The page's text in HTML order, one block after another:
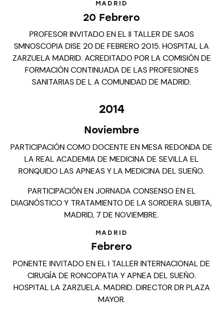
MADRID
20 Febrero
PROFESOR INVITADO EN EL II TALLER DE SAOS
SMNOSCOPIA DISE 20 DE FEBRERO 2015. HOSPITAL LA
ZARZUELA MADRID. ACREDITADO POR LA COMISIÓN DE
FORMACIÓN CONTINUADA DE LAS PROFESIONES
SANITARIAS DE L A COMUNIDAD DE MADRID.
2014
Noviembre
PARTICIPACIÓN COMO DOCENTE EN MESA REDONDA DE
LA REAL ACADEMIA DE MEDICINA DE SEVILLA EL
RONQUIDO LAS APNEAS Y LA MEDICINA DEL SUEÑO.
PARTICIPACIÓN EN JORNADA CONSENSO EN EL
DIAGNÓSTICO Y TRATAMIENTO DE LA SORDERA SUBITA,
MADRID, 7 DE NOVIEMBRE.
MADRID
Febrero
PONENTE INVITADO EN EL I TALLER INTERNACIONAL DE
CIRUGÍA DE RONCOPATIA Y APNEA DEL SUEÑO.
HOSPITAL LA ZARZUELA. MADRID. DIRECTOR DR PLAZA
MAYOR.